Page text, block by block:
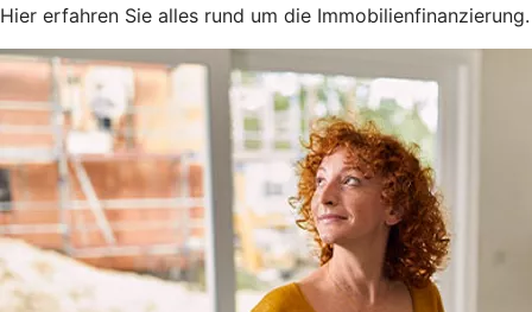
Hier erfahren Sie alles rund um die Immobilienfinanzierung.